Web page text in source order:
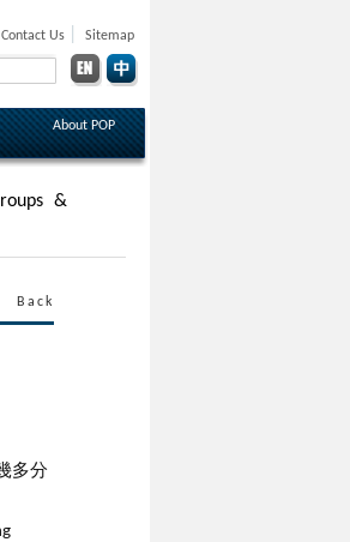
Contact Us Sitemap
About POP
&
Back
多分